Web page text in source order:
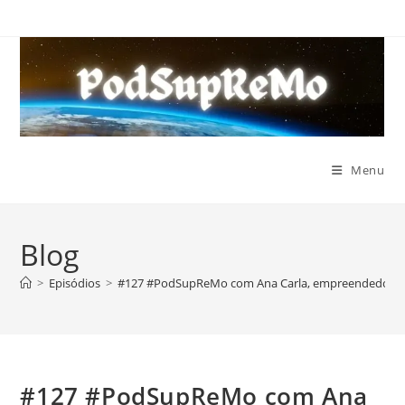
para
conteúdo
Menu
Blog
> Episódios > #127 #PodSupReMo com Ana Carla, empreendedora
#127 #PodSupReMo com Ana